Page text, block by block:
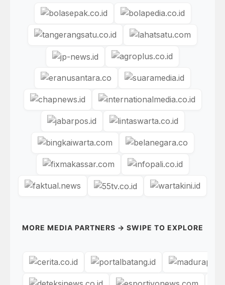
MORE MEDIA PARTNERS → SWIPE TO EXPLORE